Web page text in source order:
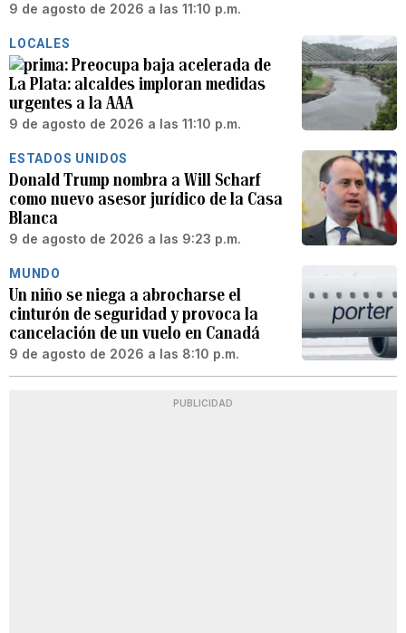
9 de agosto de 2026 a las 11:10 p.m.
LOCALES
Preocupa baja acelerada de
La Plata: alcaldes imploran medidas
urgentes a la AAA
9 de agosto de 2026 a las 11:10 p.m.
ESTADOS UNIDOS
Donald Trump nombra a Will Scharf
como nuevo asesor jurídico de la Casa
Blanca
9 de agosto de 2026 a las 9:23 p.m.
MUNDO
Un niño se niega a abrocharse el
cinturón de seguridad y provoca la
cancelación de un vuelo en Canadá
9 de agosto de 2026 a las 8:10 p.m.
PUBLICIDAD